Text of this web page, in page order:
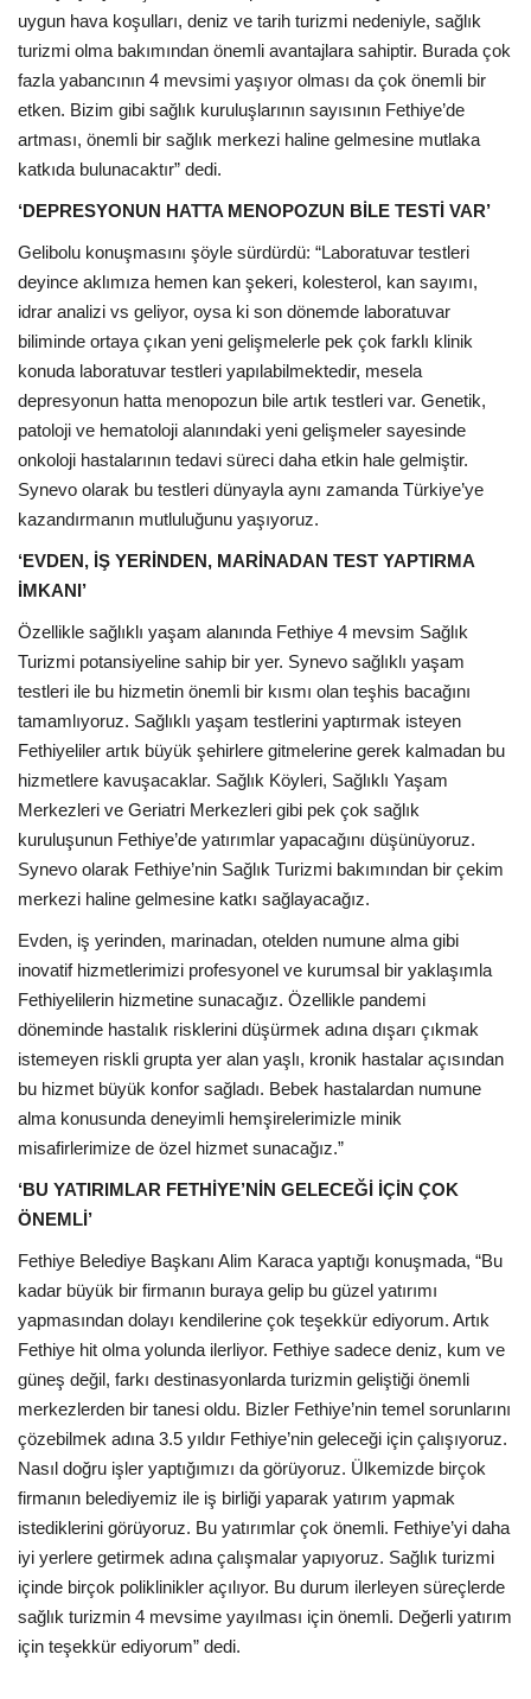
uygun hava koşulları, deniz ve tarih turizmi nedeniyle, sağlık
turizmi olma bakımından önemli avantajlara sahiptir. Burada çok
fazla yabancının 4 mevsimi yaşıyor olması da çok önemli bir
etken. Bizim gibi sağlık kuruluşlarının sayısının Fethiye’de
artması, önemli bir sağlık merkezi haline gelmesine mutlaka
katkıda bulunacaktır” dedi.
‘DEPRESYONUN HATTA MENOPOZUN BİLE TESTİ VAR’
Gelibolu konuşmasını şöyle sürdürdü: “Laboratuvar testleri
deyince aklımıza hemen kan şekeri, kolesterol, kan sayımı,
idrar analizi vs geliyor, oysa ki son dönemde laboratuvar
biliminde ortaya çıkan yeni gelişmelerle pek çok farklı klinik
konuda laboratuvar testleri yapılabilmektedir, mesela
depresyonun hatta menopozun bile artık testleri var. Genetik,
patoloji ve hematoloji alanındaki yeni gelişmeler sayesinde
onkoloji hastalarının tedavi süreci daha etkin hale gelmiştir.
Synevo olarak bu testleri dünyayla aynı zamanda Türkiye’ye
kazandırmanın mutluluğunu yaşıyoruz.
‘EVDEN, İŞ YERİNDEN, MARİNADAN TEST YAPTIRMA
İMKANI’
Özellikle sağlıklı yaşam alanında Fethiye 4 mevsim Sağlık
Turizmi potansiyeline sahip bir yer. Synevo sağlıklı yaşam
testleri ile bu hizmetin önemli bir kısmı olan teşhis bacağını
tamamlıyoruz. Sağlıklı yaşam testlerini yaptırmak isteyen
Fethiyeliler artık büyük şehirlere gitmelerine gerek kalmadan bu
hizmetlere kavuşacaklar. Sağlık Köyleri, Sağlıklı Yaşam
Merkezleri ve Geriatri Merkezleri gibi pek çok sağlık
kuruluşunun Fethiye’de yatırımlar yapacağını düşünüyoruz.
Synevo olarak Fethiye’nin Sağlık Turizmi bakımından bir çekim
merkezi haline gelmesine katkı sağlayacağız.
Evden, iş yerinden, marinadan, otelden numune alma gibi
inovatif hizmetlerimizi profesyonel ve kurumsal bir yaklaşımla
Fethiyelilerin hizmetine sunacağız. Özellikle pandemi
döneminde hastalık risklerini düşürmek adına dışarı çıkmak
istemeyen riskli grupta yer alan yaşlı, kronik hastalar açısından
bu hizmet büyük konfor sağladı. Bebek hastalardan numune
alma konusunda deneyimli hemşirelerimizle minik
misafirlerimize de özel hizmet sunacağız.”
‘BU YATIRIMLAR FETHİYE’NİN GELECEĞİ İÇİN ÇOK
ÖNEMLİ’
Fethiye Belediye Başkanı Alim Karaca yaptığı konuşmada, “Bu
kadar büyük bir firmanın buraya gelip bu güzel yatırımı
yapmasından dolayı kendilerine çok teşekkür ediyorum. Artık
Fethiye hit olma yolunda ilerliyor. Fethiye sadece deniz, kum ve
güneş değil, farkı destinasyonlarda turizmin geliştiği önemli
merkezlerden bir tanesi oldu. Bizler Fethiye’nin temel sorunlarını
çözebilmek adına 3.5 yıldır Fethiye’nin geleceği için çalışıyoruz.
Nasıl doğru işler yaptığımızı da görüyoruz. Ülkemizde birçok
firmanın belediyemiz ile iş birliği yaparak yatırım yapmak
istediklerini görüyoruz. Bu yatırımlar çok önemli. Fethiye’yi daha
iyi yerlere getirmek adına çalışmalar yapıyoruz. Sağlık turizmi
içinde birçok poliklinikler açılıyor. Bu durum ilerleyen süreçlerde
sağlık turizmin 4 mevsime yayılması için önemli. Değerli yatırım
için teşekkür ediyorum” dedi.